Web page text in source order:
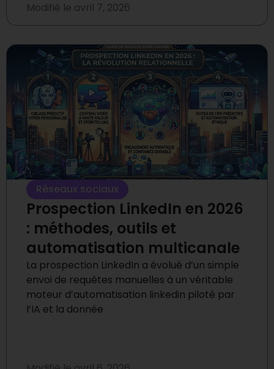
Modifié le avril 7, 2026
Réseaux sociaux
Prospection LinkedIn en 2026
: méthodes, outils et
automatisation multicanale
La prospection LinkedIn a évolué d’un simple
envoi de requêtes manuelles à un véritable
moteur d’automatisation linkedin piloté par
l’IA et la donnée